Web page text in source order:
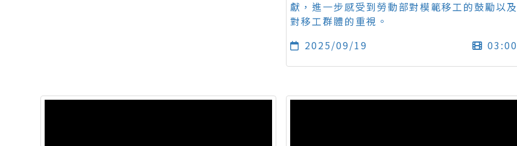
獻，進一步感受到勞動部對模範移工的鼓勵以及
對移工群體的重視。
2025/09/19
03:00